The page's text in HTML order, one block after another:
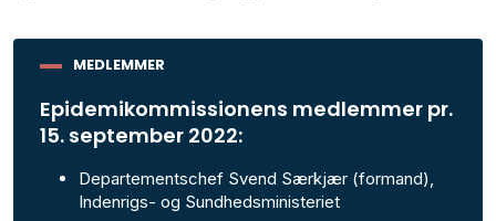
MEDLEMMER
Epidemikommissionens medlemmer pr.
15. september 2022:
Departementschef Svend Særkjær (formand),
Indenrigs- og Sundhedsministeriet